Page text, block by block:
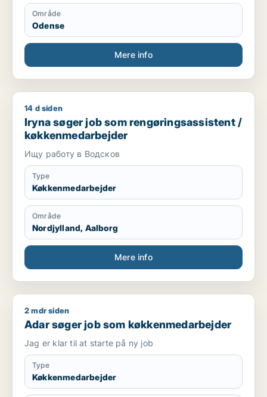
Område
Odense
Mere info
Iryna søger job som rengøringsassistent /
14 d siden
Iryna søger job som rengøringsassistent /
køkkenmedarbejder
Ищу работу в Водсков
Type
Køkkenmedarbejder
Område
Nordjylland, Aalborg
Mere info
Adar søger job som køkkenmedarbejder
2 mdr siden
Adar søger job som køkkenmedarbejder
Jag er klar til at starte på ny job
Type
Køkkenmedarbejder